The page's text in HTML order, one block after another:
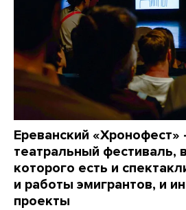
Ереванский
театральный фестиваль,
которого есть и
и работы эмигрантов, и
проекты